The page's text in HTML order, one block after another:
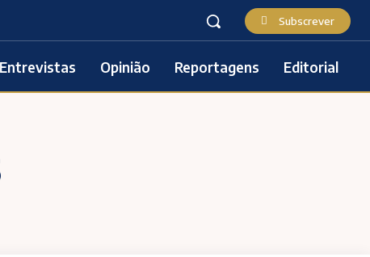
Subscrever
Entrevistas Opinião Reportagens Editorial